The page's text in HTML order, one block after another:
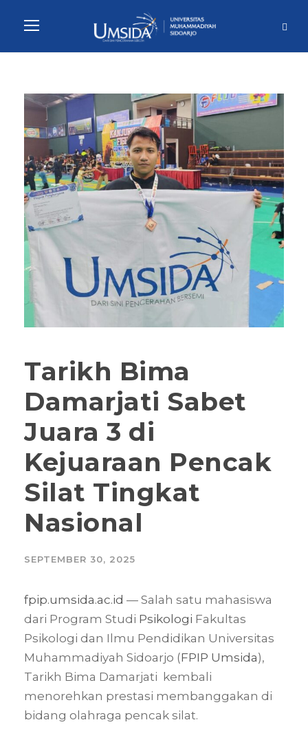
Tarikh Bima
Damarjati Sabet
Juara 3 di
Kejuaraan Pencak
Silat Tingkat
Nasional
SEPTEMBER 30, 2025
fpip.umsida.ac.id — Salah satu mahasiswa
dari Program Studi Psikologi Fakultas
Psikologi dan Ilmu Pendidikan Universitas
Muhammadiyah Sidoarjo (FPIP Umsida),
Tarikh Bima Damarjati kembali
menorehkan prestasi membanggakan di
bidang olahraga pencak silat.